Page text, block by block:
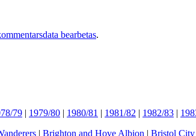
bearbetas.
79 | 1979/80 | 1980/81 | 1981/82 | 1982/83 |
| Brighton and Hove Albion | Bristol City